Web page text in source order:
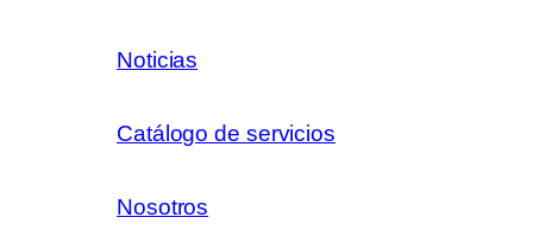
Noticias
Catálogo de servicios
Nosotros